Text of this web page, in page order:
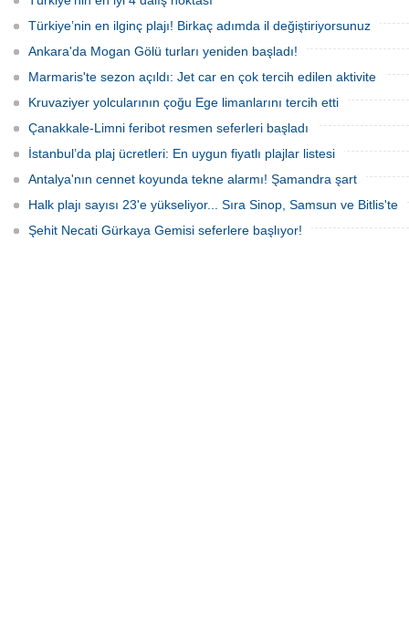
Avrupa rotalarına ilgi artarken, deneyim
odaklı seyahat anlayışı sektörün yeni
büyüme alanı olarak öne çıkıyor.
sonunda 250 bin ziyaretçiye ulaşılması
hedefleniyor.
Türkiye’nin en ilginç plajı! Birkaç adımda il değiştiriyorsunuz
Ankara'da Mogan Gölü turları yeniden başladı!
Marmaris'te sezon açıldı: Jet car en çok tercih edilen aktivite
Kruvaziyer yolcularının çoğu Ege limanlarını tercih etti
Çanakkale-Limni feribot resmen seferleri başladı
İstanbul’da plaj ücretleri: En uygun fiyatlı plajlar listesi
Antalya'nın cennet koyunda tekne alarmı! Şamandra şart
Halk plajı sayısı 23'e yükseliyor... Sıra Sinop, Samsun ve Bitlis'te
Şehit Necati Gürkaya Gemisi seferlere başlıyor!